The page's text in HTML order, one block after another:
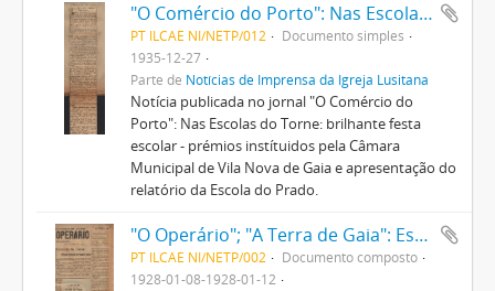
"O Comércio do Porto": Nas Escolas do Torne: brilhante festa escolar - prémios instítuidos pela Câmara Municipal de Vila nova de Gaia
PT ILCAE NI/NETP/012
Documento simples
1935-12-27
Parte de Notícias de Imprensa da Igreja Lusitana
Notícia publicada no jornal "O Comércio do
Porto": Nas Escolas do Torne: brilhante festa
escolar - prémios instítuidos pela Câmara
Municipal de Vila Nova de Gaia e apresentação do
relatório da Escola do Prado.
"O Operário"; "A Terra de Gaia": Escolas do Torne: brilhantes festas pela distribuição de prémios; Escola do Torne
PT ILCAE NI/NETP/002
Documento composto
1928-01-08-1928-01-12